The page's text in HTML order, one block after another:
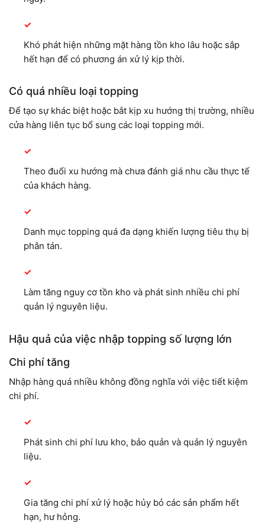
Khó phát hiện những mặt hàng tồn kho lâu hoặc sắp
hết hạn để có phương án xử lý kịp thời.
Có quá nhiều loại topping
Để tạo sự khác biệt hoặc bắt kịp xu hướng thị trường, nhiều
cửa hàng liên tục bổ sung các loại topping mới.
Theo đuổi xu hướng mà chưa đánh giá nhu cầu thực tế
của khách hàng.
Danh mục topping quá đa dạng khiến lượng tiêu thụ bị
phân tán.
Làm tăng nguy cơ tồn kho và phát sinh nhiều chi phí
quản lý nguyên liệu.
Hậu quả của việc nhập topping số lượng lớn
Chi phí tăng
Nhập hàng quá nhiều không đồng nghĩa với việc tiết kiệm
chi phí.
Phát sinh chi phí lưu kho, bảo quản và quản lý nguyên
liệu.
Gia tăng chi phí xử lý hoặc hủy bỏ các sản phẩm hết
hạn, hư hỏng.